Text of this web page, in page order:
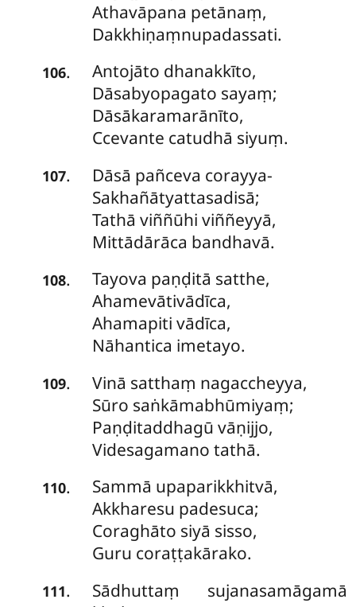
Athavāpana petānaṃ,
Dakkhiṇaṃnupadassati.
106.
Antojāto dhanakkīto,
Dāsabyopagato sayaṃ;
Dāsākaramarānīto,
Ccevante catudhā siyuṃ.
107.
Dāsā pañceva corayya-
Sakhañātyattasadisā;
Tathā viññūhi viññeyyā,
Mittādārāca bandhavā.
108. Tayova paṇḍitā satthe,
Ahamevātivādīca,
Ahamapiti vādīca,
Nāhantica imetayo.
109.
Vinā satthaṃ nagaccheyya,
Sūro saṅkāmabhūmiyaṃ;
Paṇḍitaddhagū vāṇijjo,
Videsagamano tathā.
110. Sammā upaparikkhitvā,
Akkharesu padesuca;
Coraghāto siyā sisso,
Guru coraṭṭakārako.
111.
Sādhuttaṃ sujanasamāgamā